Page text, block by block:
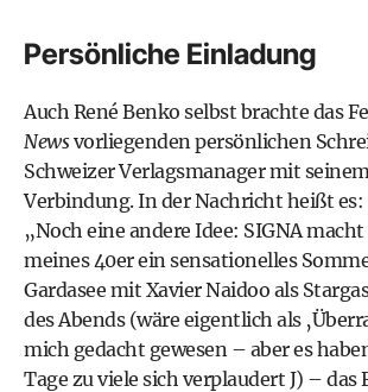
Persönliche Einladung
Auch René Benko selbst brachte das
Newsvorliegenden persönlichen
Schweizer Verlagsmanager mit
Verbindung. In der Nachricht heißt es:
„Noch eine andere Idee: SIGNA
meines 40er ein sensationelles
Gardasee mit Xavier Naidoo als
des Abends (wäre eigentlich als
mich gedacht gewesen – aber es
Tage zu viele sich verplaudert J) – das